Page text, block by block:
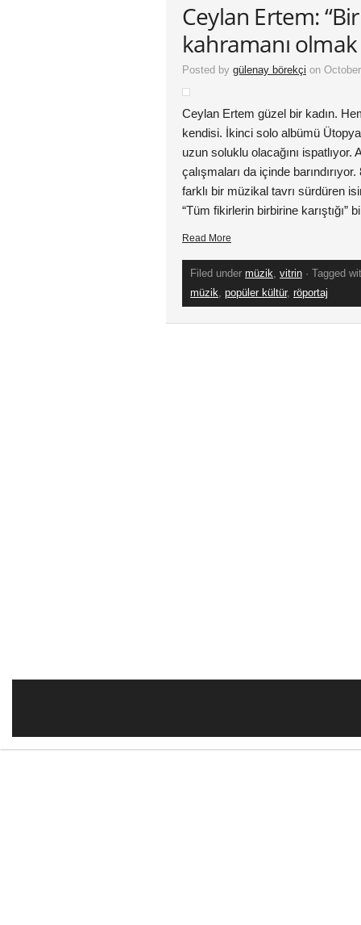
Ceylan Ertem: “Bir
kahramanı
Posted by gülenay börekçi on
Ceylan Ertem güzel bir kadın.
kendisi. İkinci solo albümü
uzun soluklu olacağını
çalışmaları da içinde
farklı bir müzikal tavrı sürdüren
“Tüm fikirlerin birbirine
Read More
Filed under müzik, vitrin · Tagged
müzik, popüler kültür, röportaj